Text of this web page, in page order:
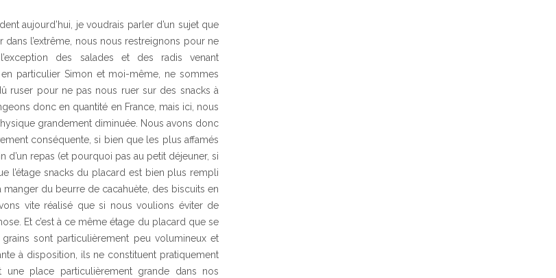
aujourd’hui, je voudrais parler d’un sujet que
dans l’extrême, nous nous restreignons pour ne
des salades et des radis venant
particulier Simon et moi-même, ne sommes
ruser pour ne pas nous ruer sur des snacks à
donc en quantité en France, mais ici, nous
grandement diminuée. Nous avons donc
conséquente, si bien que les plus affamés
repas (et pourquoi pas au petit déjeuner, si
l’étage snacks du placard est bien plus rempli
du beurre de cacahuète, des biscuits en
vite réalisé que si nous voulions éviter de
Et c’est à ce même étage du placard que se
sont particulièrement peu volumineux et
à disposition, ils ne constituent pratiquement
une place particulièrement grande dans nos